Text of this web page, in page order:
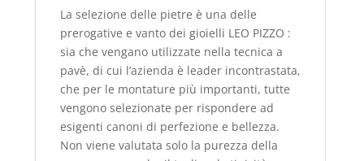
La selezione delle pietre è una delle
prerogative e vanto dei gioielli LEO PIZZO :
sia che vengano utilizzate nella tecnica a
pavè, di cui l’azienda è leader incontrastata,
che per le montature più importanti, tutte
vengono selezionate per rispondere ad
esigenti canoni di perfezione e bellezza.
Non viene valutata solo la purezza della